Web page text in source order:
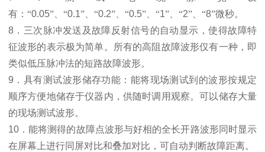
有：“0.05”、“0.1”、“0.2”、“0.5”、“1”、“2”、“8”微秒。
8 ．三次脉冲发送及故障反射信号的自动显示，使得故障特
征波形的表示极为简单。所有的高阻故障波形仅有一种，即
类似低压脉冲法的短路故障波形。
9 ．具有测试波形储存功能：能将现场测试到的波形按规定
顺序方便地储存于仪器内，供随时调用观察。可以储存大量
的现场测试波形。
10 ．能将测得的故障点波形与好相的全长开路波形同时显示
在屏幕上进行同屏对比和叠加对比，可自动判断故障距离。